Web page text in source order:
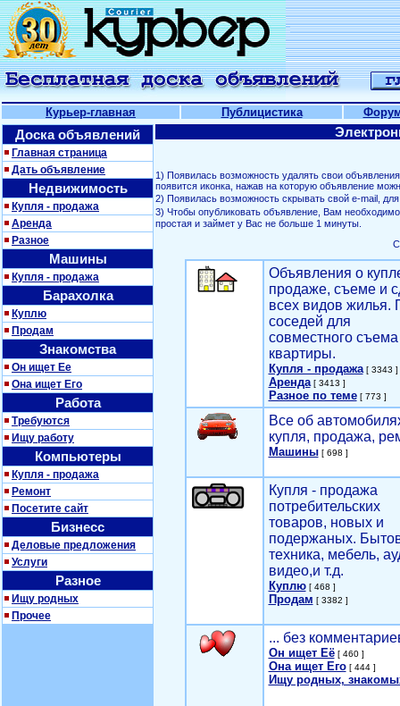
Курьер-главная Публицистика
Доска объявлений
Главная страница
Дать объявление
Недвижимость
Купля - продажа
Аренда
Разное
Машины
Купля - продажа
Барахолка
Куплю
Продам
Знакомства
Он ищет Ее
Она ищет Его
Работа
Требуются
Ищу работу
Компьютеры
Купля - продажа
Ремонт
Посетите сайт
Бизнесс
Деловые предложения
Услуги
Разное
Ищу родных
Прочее
1) Появилась возможность удалять свои
появится иконка, нажав на которую объявление
2) Появилась возможность скрывать свой е-mail,
3) Чтобы опубликовать объявление, Вам
простая и займет у Вас не больше 1 минуты.
Объявления о
продаже, съеме и
всех видов жилья.
соседей для
совместного съема
квартиры.
Купля - продажа[ 3343 ]
Аренда[ 3413 ]
Разное по теме[ 773 ]
Все об
купля, продажа,
Машины[ 698 ]
Купля - продажа
потребительских
товаров, новых и
подержаных.
техника, мебель,
видео,и т.д.
Куплю[ 468 ]
Продам [ 3382 ]
... без
Он ищет Её[ 460 ]
Она ищет Его[ 444 ]
Ищу родных,